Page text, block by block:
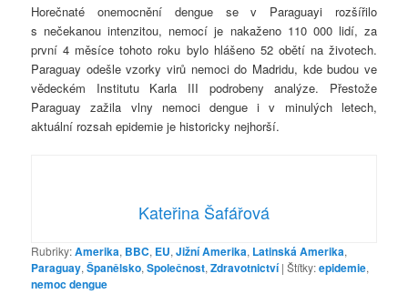
Horečnaté onemocnění dengue se v Paraguayi rozšířilo
s nečekanou intenzitou, nemocí je nakaženo 110 000 lidí, za
první 4 měsíce tohoto roku bylo hlášeno 52 obětí na životech.
Paraguay odešle vzorky virů nemoci do Madridu, kde budou ve
vědeckém Institutu Karla III podrobeny analýze. Přestože
Paraguay zažila vlny nemoci dengue i v minulých letech,
aktuální rozsah epidemie je historicky nejhorší.
Kateřina Šafářová
Rubriky:Amerika, BBC, EU,Jižní Amerika, Latinská Amerika,
Paraguay,Španělsko,Společnost,Zdravotnictví |Štítky:epidemie,
nemoc dengue